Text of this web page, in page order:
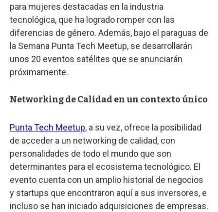
para mujeres destacadas en la industria
tecnológica, que ha logrado romper con las
diferencias de género. Además, bajo el paraguas de
la Semana Punta Tech Meetup, se desarrollarán
unos 20 eventos satélites que se anunciarán
próximamente.
Networking de Calidad en un contexto único
Punta Tech Meetup, a su vez, ofrece la posibilidad
de acceder a un networking de calidad, con
personalidades de todo el mundo que son
determinantes para el ecosistema tecnológico. El
evento cuenta con un amplio historial de negocios
y startups que encontraron aquí a sus inversores, e
incluso se han iniciado adquisiciones de empresas.